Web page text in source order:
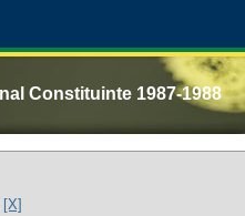
Constituinte 1987-1988
[X]